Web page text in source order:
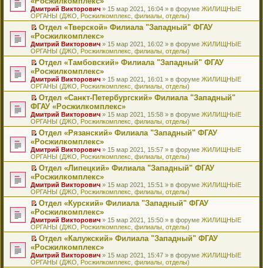
ю
б
щ
е
н
ю
м
у
с
о
б
щ
е
н
ю
т
а
н
н
м
у
с
о
б
щ
е
н
и
ю
п
р
о
ч
т
а
н
н
м
у
с
о
о
б
щ
е
н
ю
о
м
у
н
п
р
о
ч
т
а
н
н
о
м
у
с
о
б
щ
е
н
ю
к
п
е
р
о
м
у
н
п
р
о
ч
и
т
а
н
н
м
у
с
о
б
щ
е
н
ю
р
е
й
т
к
п
е
р
о
м
у
н
е
п
р
о
ч
т
а
н
н
м
у
с
о
б
щ
е
н
ю
Дмитрий Викторович » 15 мар 2021, 16:04 » в форуме ЖИЛИЩНЫЕ
ОРГАНЫ (ДЖО, Росжилкомплекс, филиалы, отделы)
П
р
е
й
т
к
п
е
р
в
о
м
у
н
п
р
о
ч
т
а
н
н
м
у
с
о
б
щ
Отдел «Тверской» Филиала "Западный" ФГАУ
«Росжилкомплекс»
Дмитрий Викторович » 15 мар 2021, 16:02 » в форуме ЖИЛИЩНЫЕ
ОРГАНЫ (ДЖО, Росжилкомплекс, филиалы, отделы)
П
р
е
й
т
и
к
п
е
р
о
м
у
н
п
р
о
ч
т
а
н
н
м
у
Отдел «Тамбовский» Филиала "Западный" ФГАУ
«Росжилкомплекс»
Дмитрий Викторович » 15 мар 2021, 16:01 » в форуме ЖИЛИЩНЫЕ
ОРГАНЫ (ДЖО, Росжилкомплекс, филиалы, отделы)
П
е
р
е
й
т
к
п
е
р
о
м
у
н
п
р
о
ч
т
а
Отдел «Санкт-Петербургский» Филиала "Западный"
ФГАУ «Росжилкомплекс»
Дмитрий Викторович » 15 мар 2021, 15:58 » в форуме ЖИЛИЩНЫЕ
ОРГАНЫ (ДЖО, Росжилкомплекс, филиалы, отделы)
П
р
е
й
т
к
п
е
р
о
м
у
н
п
р
Отдел «Рязанский» Филиала "Западный" ФГАУ
«Росжилкомплекс»
Дмитрий Викторович » 15 мар 2021, 15:57 » в форуме ЖИЛИЩНЫЕ
ОРГАНЫ (ДЖО, Росжилкомплекс, филиалы, отделы)
П
р
е
й
т
к
п
е
р
о
м
Отдел «Липецкий» Филиала "Западный" ФГАУ
«Росжилкомплекс»
Дмитрий Викторович » 15 мар 2021, 15:51 » в форуме ЖИЛИЩНЫЕ
ОРГАНЫ (ДЖО, Росжилкомплекс, филиалы, отделы)
П
р
е
й
т
к
п
Отдел «Курский» Филиала "Западный" ФГАУ
«Росжилкомплекс»
Дмитрий Викторович » 15 мар 2021, 15:50 » в форуме ЖИЛИЩНЫЕ
ОРГАНЫ (ДЖО, Росжилкомплекс, филиалы, отделы)
П
р
е
Отдел «Калужский» Филиала "Западный" ФГАУ
«Росжилкомплекс»
Дмитрий Викторович » 15 мар 2021, 15:47 » в форуме ЖИЛИЩНЫЕ
ОРГАНЫ (ДЖО, Росжилкомплекс, филиалы, отделы)